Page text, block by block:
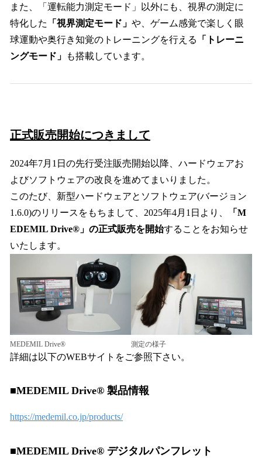
また、「運転能力測定モード」以外にも、視界の測定に
特化した
「視界測定モード」 や、ゲーム感覚で楽しく眼
球運動や奥行き知覚のトレーニングを行える
「トレーニ
ングモード」
も搭載しています。
正式販売開始につきまして
2024年7月1日の先行受注販売開始以降、ハードウェアお
よびソフトウェアの改良を進めてまいりました。
このたび、新型ハードウェアとソフトウェア(バージョン
1.6.0)のリリースをもちまして、2025年4月1日より、
「M
EDEMIL Drive®」の正式販売を開始することをお知らせ
いたします。
MEDEMIL Drive® 測定の様子
詳細は以下のWEBサイトをご参照下さい。
■MEDEMIL Drive® 製品情報
https://medemil.co.jp/products/
■MEDEMIL Drive® デジタルパンフレット